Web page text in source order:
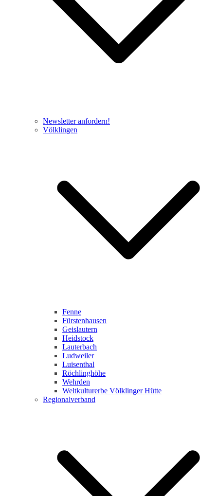
Newsletter anfordern!
Völklingen
Fenne
Fürstenhausen
Geislautern
Heidstock
Lauterbach
Ludweiler
Luisenthal
Röchlinghöhe
Wehrden
Weltkulturerbe Völklinger Hütte
Regionalverband